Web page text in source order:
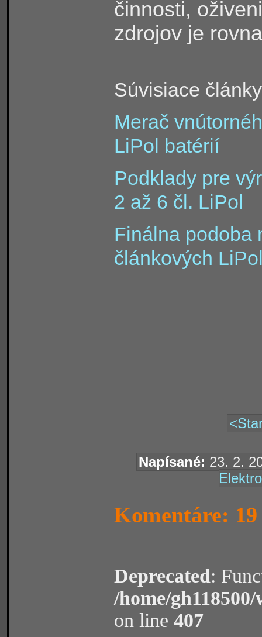
činnosti,
zdrojov je
Súvisiace
Merač
LiPol batérií
Podklady pre
2 až 6 čl. LiPol
Finálna podoba
článkových
Napísané: 23. 2.
Komentáre: 19
Deprecated:
/home/
on line 407